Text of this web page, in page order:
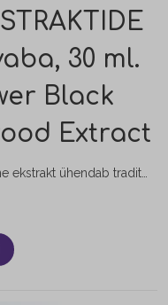
30 ml.
Black
Extract
TOIDULISAND Kontsentreeritud taimne ekstrakt ühendab traditsioonilise taimse kombinatsiooni: nelk, must pähkel, puju ja koirohi. Must pähkel ja koirohi on mõeldud üldise tervise ja heaolu toetamiseks, samuti detoksi ja puhastuse toetamiseks. Must pähklipuu (Juglans nigra) kasvab looduslikult Põhja-Ameerikas ning selle sügisel korjatud viljade roheline kest on rikas tanniinide ja joodi poolest. Koirohi (Artemisia absinthium) on mitmeaastane põõsataoline taim korvõieliste (Asteraceae) sugukonnast.…